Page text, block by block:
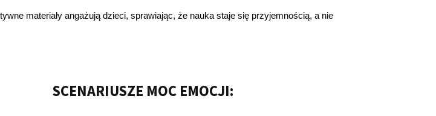
materiały angażują dzieci, sprawiając, że nauka staje się przyjemnością, a nie
SCENARIUSZE MOC EMOCJI: